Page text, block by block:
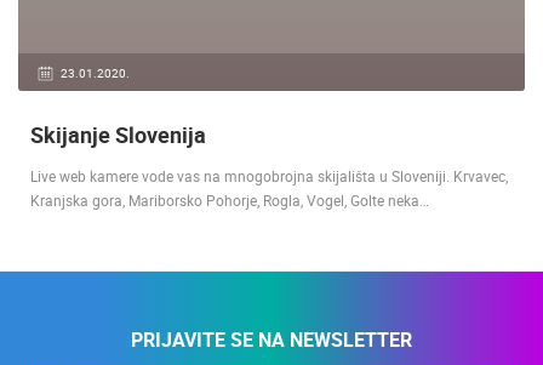
23.01.2020.
Skijanje Slovenija
Live web kamere vode vas na mnogobrojna skijališta u Sloveniji. Krvavec,
Kranjska gora, Mariborsko Pohorje, Rogla, Vogel, Golte neka…
PRIJAVITE SE NA NEWSLETTER